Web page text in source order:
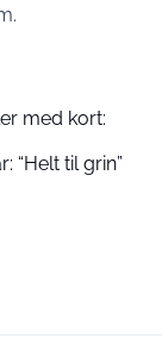
med kort:
“Helt til grin”